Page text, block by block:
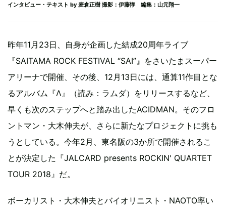
インタビュー・テキスト by 麦倉正樹 撮影：伊藤惇 編集：山元翔一
昨年11月23日、自身が企画した結成20周年ライブ
『SAITAMA ROCK FESTIVAL “SAI”』をさいたまスーパー
アリーナで開催、その後、12月13日には、通算11作目とな
るアルバム『Λ』（読み：ラムダ）をリリースするなど、
早くも次のステップへと踏み出したACIDMAN。そのフロ
ントマン・大木伸夫が、さらに新たなプロジェクトに挑も
うとしている。今年2月、東名阪の3か所で開催されるこ
とが決定した『JALCARD presents ROCKIN' QUARTET
TOUR 2018』だ。
ボーカリスト・大木伸夫とバイオリニスト・NAOTO率い